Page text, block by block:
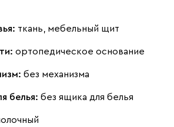
Мустард Оранж
2252
ткань, мебельный щит
ортопедическое основание
без механизма
белья: без ящика для белья